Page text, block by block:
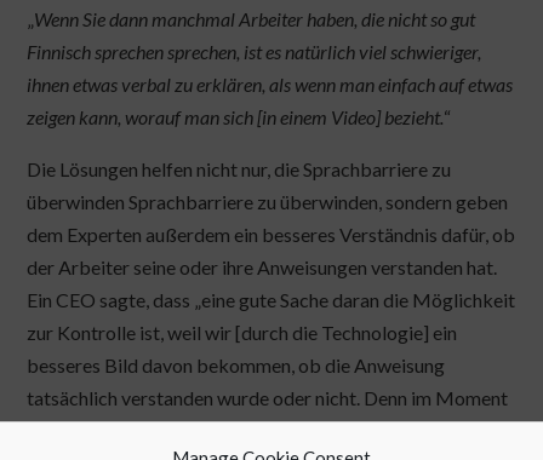
„Wenn Sie dann manchmal Arbeiter haben, die nicht so gut
Finnisch sprechen sprechen, ist es natürlich viel schwieriger,
ihnen etwas verbal zu erklären, als wenn man einfach auf etwas
zeigen kann, worauf man sich [in einem Video] bezieht.“
Die Lösungen helfen nicht nur, die Sprachbarriere zu
überwinden Sprachbarriere zu überwinden, sondern geben
dem Experten außerdem ein besseres Verständnis dafür, ob
der Arbeiter seine oder ihre Anweisungen verstanden hat.
Ein CEO sagte, dass „eine gute Sache daran die Möglichkeit
zur Kontrolle ist, weil wir [durch die Technologie] ein
besseres Bild davon bekommen, ob die Anweisung
tatsächlich verstanden wurde oder nicht. Denn im Moment